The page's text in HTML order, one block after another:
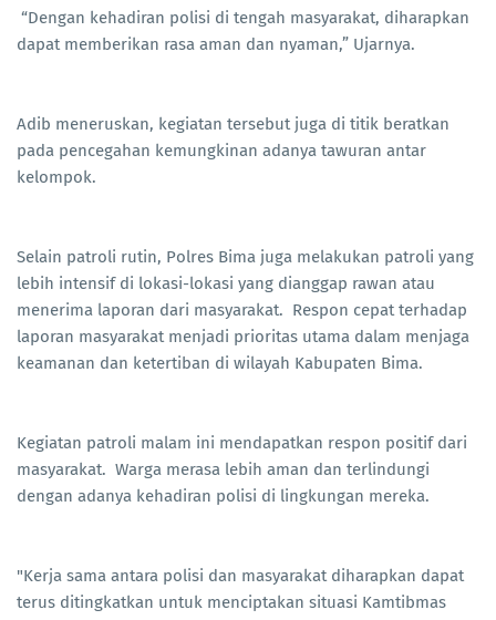
“Dengan kehadiran polisi di tengah masyarakat, diharapkan
dapat memberikan rasa aman dan nyaman,” Ujarnya.
Adib meneruskan, kegiatan tersebut juga di titik beratkan
pada pencegahan kemungkinan adanya tawuran antar
kelompok.
Selain patroli rutin, Polres Bima juga melakukan patroli yang
lebih intensif di lokasi-lokasi yang dianggap rawan atau
menerima laporan dari masyarakat. Respon cepat terhadap
laporan masyarakat menjadi prioritas utama dalam menjaga
keamanan dan ketertiban di wilayah Kabupaten Bima.
Kegiatan patroli malam ini mendapatkan respon positif dari
masyarakat. Warga merasa lebih aman dan terlindungi
dengan adanya kehadiran polisi di lingkungan mereka.
"Kerja sama antara polisi dan masyarakat diharapkan dapat
terus ditingkatkan untuk menciptakan situasi Kamtibmas